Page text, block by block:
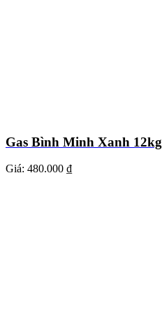
Gas Bình Minh Xanh 12kg
Giá: 480.000 ₫